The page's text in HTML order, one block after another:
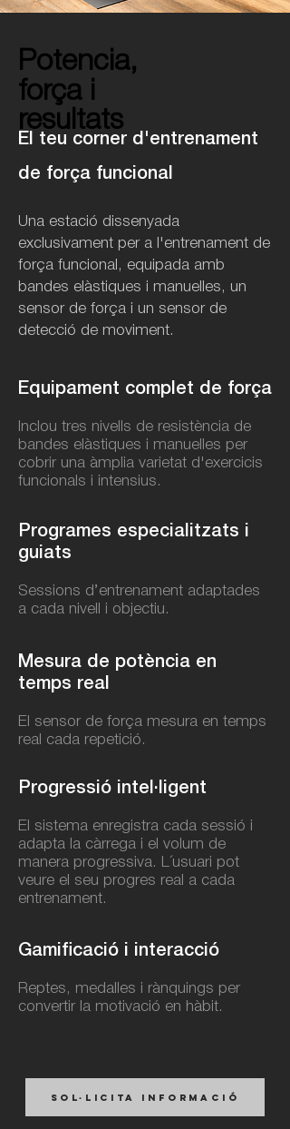
Potencia,
força i
resultats
Potencia,
força i
resultats
El teu corner d'entrenament
de força funcional
Una estació dissenyada
exclusivament per a l'entrenament de
força funcional, equipada amb
bandes elàstiques i manuelles, un
sensor de força i un sensor de
detecció de moviment.
Equipament complet de força​
Inclou tres nivells de resistència de
bandes elàstiques i manuelles per
cobrir una àmplia varietat d'exercicis
funcionals i intensius.
Programes especialitzats i
guiats​
Sessions d’entrenament adaptades
a cada nivell i objectiu.
Mesura de potència en
temps real​
El sensor de força mesura en temps
real cada repetició.
Progressió intel·ligent​
El sistema enregistra cada sessió i
adapta la càrrega i el volum de
manera progressiva. L´usuari pot
veure el seu progres real a cada
entrenament.
Gamificació i interacció
Reptes, medalles i rànquings per
convertir la motivació en hàbit.
SOL·LICITA INFORMACIÓ